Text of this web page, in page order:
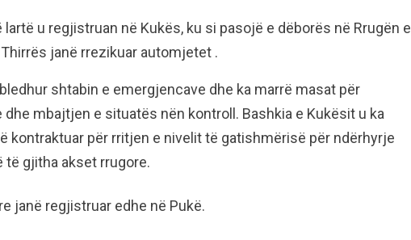
u regjistruan në Kukës, ku si pasojë e dëborës në Rrugën e
janë rrezikuar automjetet .
shtabin e emergjencave dhe ka marrë masat për
mbajtjen e situatës nën kontroll. Bashkia e Kukësit u ka
kontraktuar për rritjen e nivelit të gatishmërisë për ndërhyrje
të gjitha akset rrugore.
janë regjistruar edhe në Pukë.